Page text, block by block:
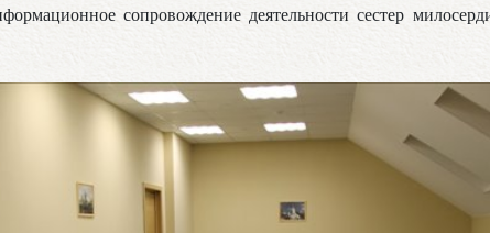
сопровождение деятельности сестер